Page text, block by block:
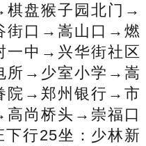
盘猴子园北门→
街口→嵩山口→燃
中→兴华街社区
所→少室小学→嵩
院→郑州银行→市
尚桥头→崇福口
行25坐：少林新